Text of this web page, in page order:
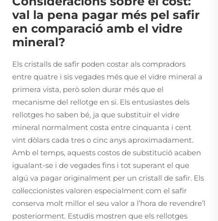
val la pena pagar més pel safir
en comparació amb el vidre
mineral?
Els cristalls de safir poden costar als compradors
entre quatre i sis vegades més que el vidre mineral a
primera vista, però solen durar més que el
mecanisme del rellotge en si. Els entusiastes dels
rellotges ho saben bé, ja que substituir el vidre
mineral normalment costa entre cinquanta i cent
vint dòlars cada tres o cinc anys aproximadament.
Amb el temps, aquests costos de substitució acaben
igualant-se i de vegades fins i tot superant el que
algú va pagar originalment per un cristall de safir. Els
col·leccionistes valoren especialment com el safir
conserva molt millor el seu valor a l’hora de revendre’l
posteriorment. Estudis mostren que els rellotges